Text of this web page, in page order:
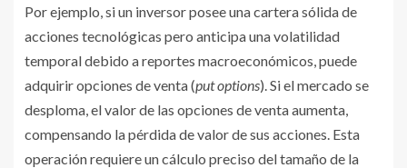
Por ejemplo, si un inversor posee una cartera sólida de
acciones tecnológicas pero anticipa una volatilidad
temporal debido a reportes macroeconómicos, puede
adquirir opciones de venta (put options). Si el mercado se
desploma, el valor de las opciones de venta aumenta,
compensando la pérdida de valor de sus acciones. Esta
operación requiere un cálculo preciso del tamaño de la